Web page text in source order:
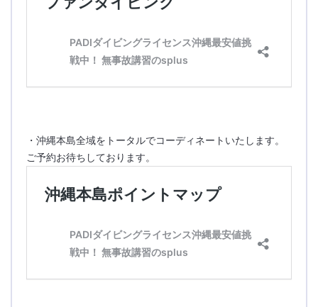
・沖縄本島全域をトータルでコーディネートいたします。
ご予約お待ちしております。